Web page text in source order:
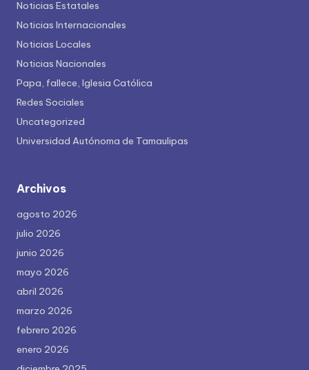
Noticias Estatales
Noticias Internacionales
Noticias Locales
Noticias Nacionales
Papa, fallece, Iglesia Católica
Redes Sociales
Uncategorized
Universidad Autónoma de Tamaulipas
Archivos
agosto 2026
julio 2026
junio 2026
mayo 2026
abril 2026
marzo 2026
febrero 2026
enero 2026